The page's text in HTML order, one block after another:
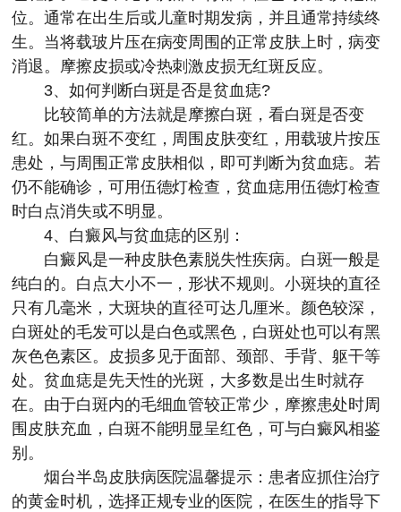
位。通常在出生后或儿童时期发病，并且通常持续终
生。当将载玻片压在病变周围的正常皮肤上时，病变
消退。摩擦皮损或冷热刺激皮损无红斑反应。
3、如何判断白斑是否是贫血痣?
比较简单的方法就是摩擦白斑，看白斑是否变
红。如果白斑不变红，周围皮肤变红，用载玻片按压
患处，与周围正常皮肤相似，即可判断为贫血痣。若
仍不能确诊，可用伍德灯检查，贫血痣用伍德灯检查
时白点消失或不明显。
4、白癜风与贫血痣的区别：
白癜风是一种皮肤色素脱失性疾病。白斑一般是
纯白的。白点大小不一，形状不规则。小斑块的直径
只有几毫米，大斑块的直径可达几厘米。颜色较深，
白斑处的毛发可以是白色或黑色，白斑处也可以有黑
灰色色素区。皮损多见于面部、颈部、手背、躯干等
处。贫血痣是先天性的光斑，大多数是出生时就存
在。由于白斑内的毛细血管较正常少，摩擦患处时周
围皮肤充血，白斑不能明显呈红色，可与白癜风相鉴
别。
烟台半岛皮肤病医院温馨提示：患者应抓住治疗
的黄金时机，选择正规专业的医院，在医生的指导下